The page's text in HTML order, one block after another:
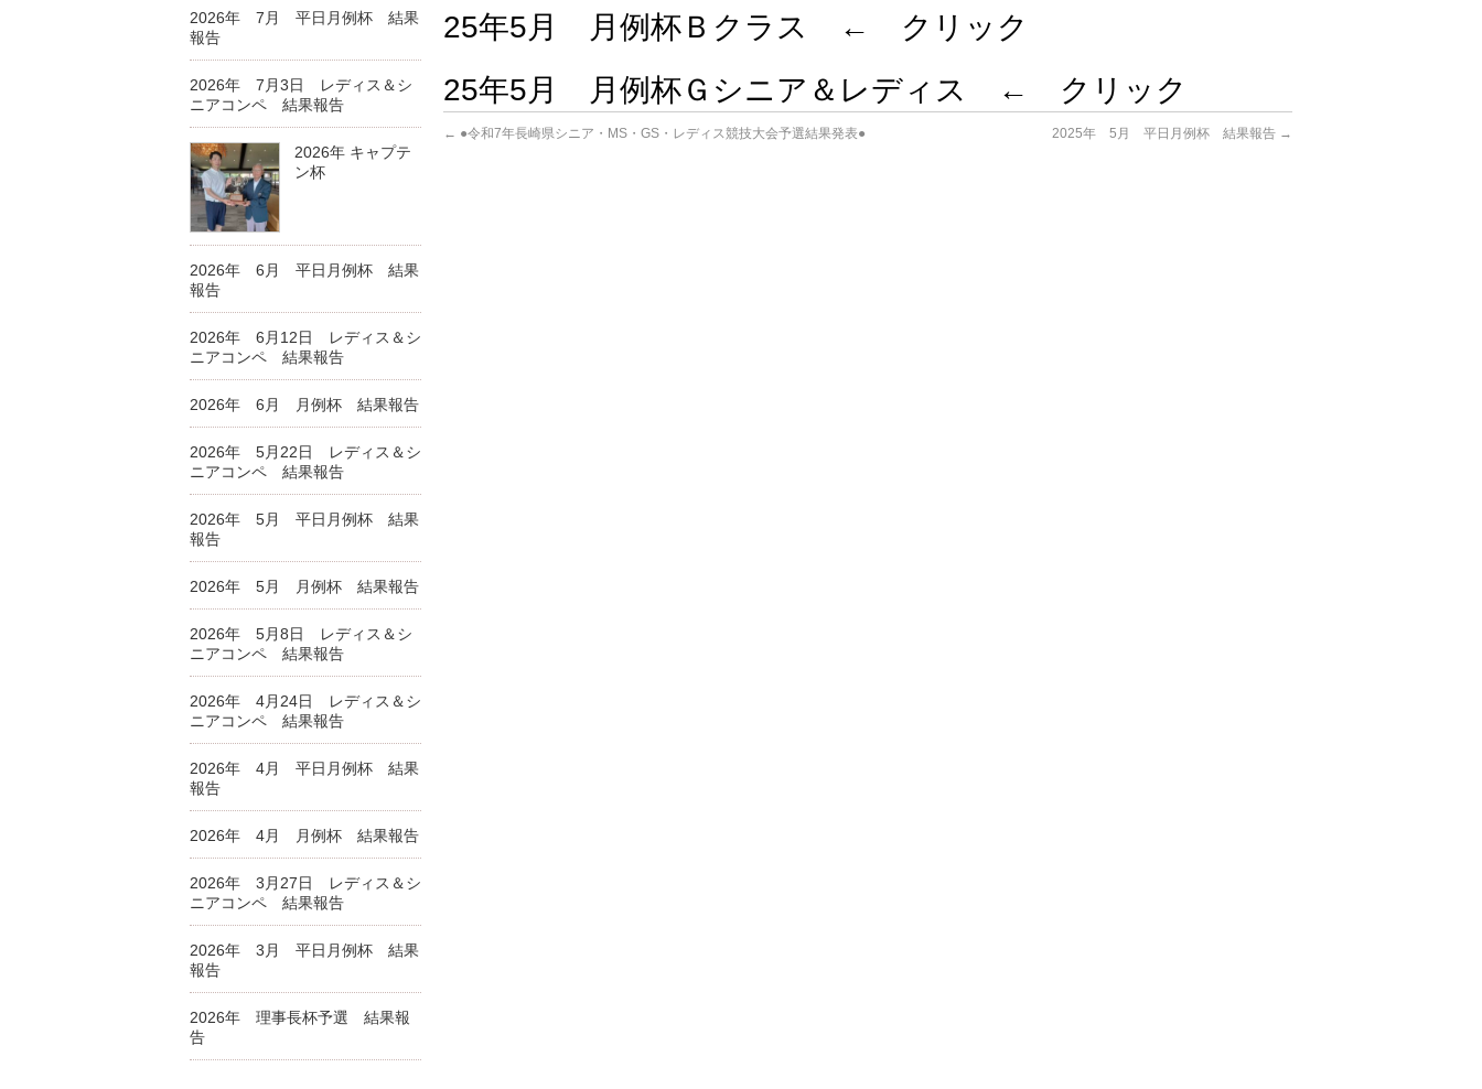
25年5月 月例杯Ｂクラス ← クリック
25年5月 月例杯Ｇシニア＆レディス ← クリック
← ●令和7年長崎県シニア・MS・GS・レディス競技大会予選結果発表● 2025年 5月 平日月例杯 結果報告 →
2026年 7月 平日月例杯 結果
報告
2026年 7月3日 レディス＆シ
ニアコンペ 結果報告
2026年 キャプテ
ン杯
2026年 6月 平日月例杯 結果
報告
2026年 6月12日 レディス＆シ
ニアコンペ 結果報告
2026年 6月 月例杯 結果報告
2026年 5月22日 レディス＆シ
ニアコンペ 結果報告
2026年 5月 平日月例杯 結果
報告
2026年 5月 月例杯 結果報告
2026年 5月8日 レディス＆シ
ニアコンペ 結果報告
2026年 4月24日 レディス＆シ
ニアコンペ 結果報告
2026年 4月 平日月例杯 結果
報告
2026年 4月 月例杯 結果報告
2026年 3月27日 レディス＆シ
ニアコンペ 結果報告
2026年 3月 平日月例杯 結果
報告
2026年 理事長杯予選 結果報
告